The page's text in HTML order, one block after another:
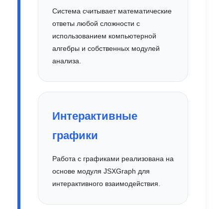
Система считывает математические
ответы любой сложности с
использованием компьютерной
алгебры и собственных модулей
анализа.
Интерактивные
графики
Работа с графиками реализована на
основе модуля JSXGraph для
интерактивного взаимодействия.